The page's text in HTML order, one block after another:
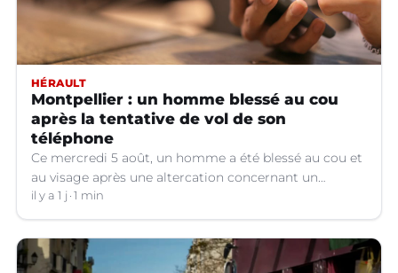
HÉRAULT
Montpellier : un homme blessé au cou
après la tentative de vol de son
téléphone
Ce mercredi 5 août, un homme a été blessé au cou et
au visage après une altercation concernant un
téléphone portable à Montpellier (Hérault).
il y a 1 j 1 min